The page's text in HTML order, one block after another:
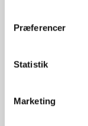
Præferencer
Statistik
Marketing
Mandag - Torsdag: